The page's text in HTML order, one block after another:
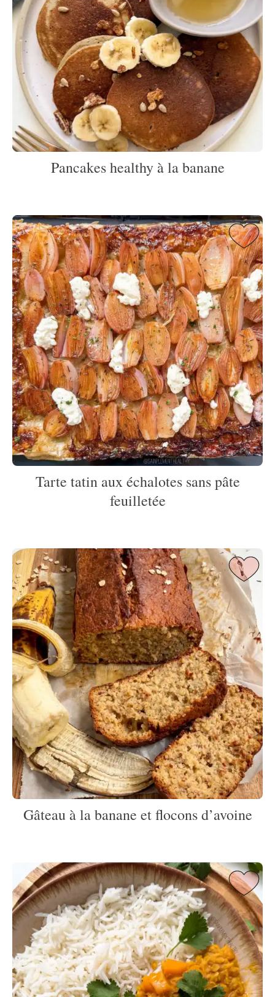
Pancakes healthy à la banane
Tarte tatin aux échalotes sans pâte
feuilletée
Gâteau à la banane et flocons d’avoine